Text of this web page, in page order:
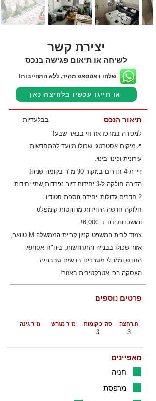
יצירת קשר
לשיחה או תיאום פגישה בנכס
שלחו וואטסאפ מהיר. ללא התחייבות!
או חייגו עכשיו בלחיצה כאן
בבלעדיות תיאור הנכס
למכירה במרכז אזרחי בבאר שבע!
📍מיקום אסטרטגי שכולו מיועד להתחדשות
עירונית ופינוי בינוי.
דירת 4 חדרים במקור 90 מ"ר בקומה שניה!
הדירה חולקה ל-3 יחידות דיור נפרדות,שתי יחידות
2 חדרים גדולות ויחידה נוספת סטודיו.
חלוקה חדשה היחידות מרוהטות קומפלט
ומושכרות יחד ב 6,000!
צמוד לבית המשפט קניון קריית הממשלה M טוואר,
אזור שכולו בבנייה והתחדשות, ביה"ח אסותא
החדש ומגדלי משרדים חדשים שבבנייה.
העסקה הכי אטרקטיבית באזור!
פרטים נוספים
סה"כ קומות מ"ר גינה מ"ר מגרש ח.רחצה
3 3
מאפיינים
חניה
מרפסת